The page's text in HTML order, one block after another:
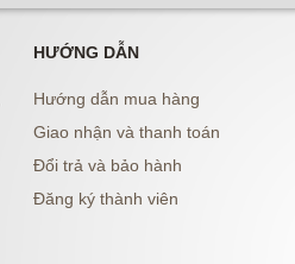
HƯỚNG DẪN
Hướng dẫn mua hàng
Giao nhận và thanh toán
Đổi trả và bảo hành
Đăng ký thành viên